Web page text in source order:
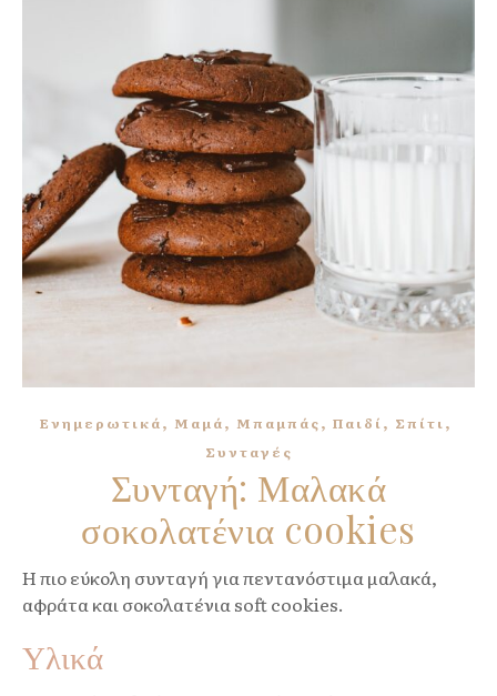
Ενημερωτικά, Μαμά, Μπαμπάς, Παιδί, Σπίτι,
Συνταγές
Συνταγή: Μαλακά
σοκολατένια cookies
Η πιο εύκολη συνταγή για πεντανόστιμα μαλακά,
αφράτα και σοκολατένια soft cookies.
Υλικά